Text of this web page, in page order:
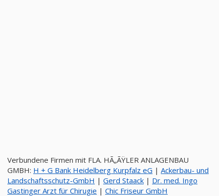
Verbundene Firmen mit FLA. HÃ„ÃŸLER ANLAGENBAU
GMBH: H + G Bank Heidelberg Kurpfalz eG | Ackerbau- und
Landschaftsschutz-GmbH | Gerd Staack | Dr. med. Ingo
Gastinger Arzt für Chirugie | Chic Friseur GmbH